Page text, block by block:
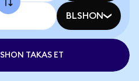
BLSHON
TAKAS ET